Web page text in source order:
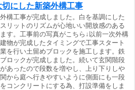
にした新築外構工事
構工事が完成しました。白を基調にした
リットのリズムが心地いい開放感のある
す。工事前の写真がこちら↓以前一次外構
物が完成したタイミングで工事スタート
を行い土留めブロックを施工します。鉄
ロックが完成しました。続いて玄関階段
あったので段数を増やし、上り下りしや
から庭へ行きやすいように側面にも一段
コンクリートにする為、打設準備をしま